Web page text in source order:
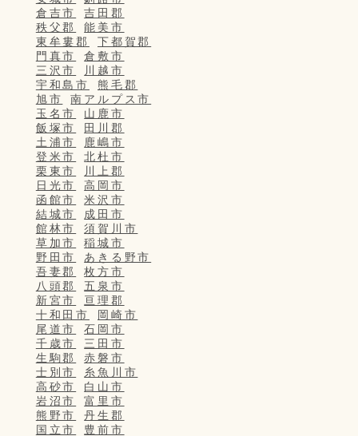
倉吉市
吉田郡
秩父郡
能美市
東牟婁郡
下都賀郡
門真市
倉敷市
三沢市
川越市
宇和島市
熊毛郡
旭市
南アルプス市
玉名市
山鹿市
飯塚市
田川郡
土浦市
鹿嶋市
登米市
北杜市
栗東市
川上郡
日光市
高岡市
函館市
米沢市
結城市
成田市
館林市
須賀川市
草加市
稲城市
野田市
あきる野市
吾妻郡
枚方市
八頭郡
五泉市
新宮市
亘理郡
十和田市
岡崎市
尾道市
石岡市
千歳市
三田市
生駒郡
赤磐市
士別市
糸魚川市
高砂市
白山市
岩沼市
富里市
熊野市
丹生郡
国立市
豊前市